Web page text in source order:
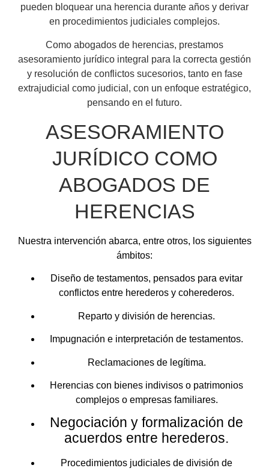
pueden bloquear una herencia durante años y derivar
en procedimientos judiciales complejos.
Como abogados de herencias, prestamos
asesoramiento jurídico integral para la correcta gestión
y resolución de conflictos sucesorios, tanto en fase
extrajudicial como judicial, con un enfoque estratégico,
pensando en el futuro.
ASESORAMIENTO
JURÍDICO COMO
ABOGADOS DE
HERENCIAS
Nuestra intervención abarca, entre otros, los siguientes
ámbitos:
Diseño de testamentos, pensados para evitar
conflictos entre herederos y coherederos.
Reparto y división de herencias.
Impugnación e interpretación de testamentos.
Reclamaciones de legítima.
Herencias con bienes indivisos o patrimonios
complejos o empresas familiares.
Negociación y formalización de
acuerdos entre herederos.
Procedimientos judiciales de división de